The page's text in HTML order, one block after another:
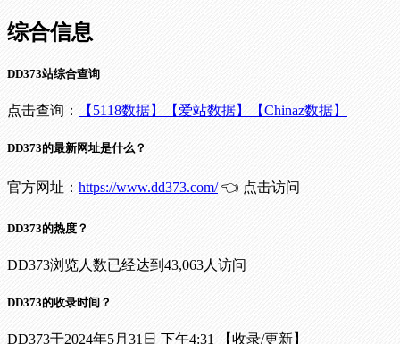
综合信息
DD373站综合查询
点击查询： 【5118数据】 【爱站数据】 【Chinaz数据】
DD373的最新网址是什么？
官方网址： https://www.dd373.com/👈 点击访问
DD373的热度？
DD373浏览人数已经达到43,063人访问
DD373的收录时间？
DD373于2024年5月31日 下午4:31 【收录/更新】